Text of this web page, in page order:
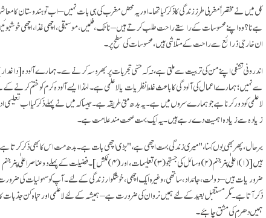
کل میں نے مختصراً مغربی طرز زندگی کا ذکر کیا تھا۔ اور یہ محض مغرب کی ہی بات نہیں – اب تو ہندوستان کا
ہے نا؟ وہ اپنے محسوسات کے راستے راحت طلب کرتے ہیں – ناٹک، فلمیں، موسیقی، اچھی غذا، اچھی
ان خارجی ذرائع سے راحت کے متلاشی ہیں، محسوسات کی سطح پر۔
اندرونی تشفی اپنے من کی تربیت سے ملتی ہے، نہ کہ حسّی تجربات پر بھروسہ کرنے سے۔ ہمارے آلودہ
سے نہیں؛ ہمارے اعمال کی آلودگی کا باعث غلط نظریات یا لا علمی ہے۔ لہٰذا ایسے آلودہ کرم کو ختم کرنے
لاعلمی کو دور کرنا ہے جو ہمارے سروں میں ہے۔ یہ بدھ متی طریقہ ہے۔ جیسا کہ میں نے پہلے ذکر کیا اب
زیادہ سے زیادہ اہمیت دے رہے ہیں۔ یہ ایک بہت صحت مند علامت ہے۔
بہر حال، پھر بھی یوں کہنا،"میری زندگی بہت اچھی ہے،" بڑی اچھی بات ہے۔ بدھ مت اس کا بھی ذکر کرتا
ہیں[(۱) اعلٰی پنرجنم (۲) وسائل کی جستجو (۳) تعلیمات، اور (۴) مُکش]
۔ فضیلت کے پہلے دو عناصر اعلٰی پنر
ضروریات ہیں – دولت، جائداد، ساتھی، وغیرہ ایک اچھی، خوشگوار زندگی کے لئے۔ آپ کو سہولیات کی ضرورت
ذکر آتا ہے۔ مگر مستقبل بعید کے لئے ہمیں نروان کی ضرورت ہے – ہمیشہ کے لئے لا علمی اور تباہ کن جذبات
ہمیں دھرم کی مشق چاہئے۔